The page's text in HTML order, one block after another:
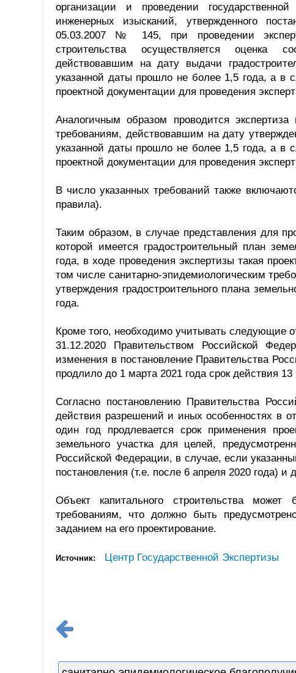
организации и проведении
инженерных изысканий, утвержденного
05.03.2007 № 145, при проведении
строительства осуществляется оценка
действовавшим на дату выдачи
указанной даты прошло не более 1,5 года, а в
проектной документации для проведения
Аналогичным образом проводится
требованиям, действовавшим на дату
указанной даты прошло не более 1,5 года, а в
проектной документации для проведения
В число указанных требований также
правила).
Таким образом, в случае представления для
которой имеется градостроительный план
года, в ходе проведения экспертизы такая
том числе санитарно-эпидемиологическим
утверждения градостроительного плана
года.
Кроме того, необходимо учитывать следующие
31.12.2020 Правительством Российской
изменения в постановление Правительства
продлило до 1 марта 2021 года срок действия
Согласно постановлению Правительства
действия разрешений и иных особенностях в
один год продлевается срок применения
земельного участка для целей,
Российской Федерации, в случае, если
постановления (т.е. после 6 апреля 2020 года) и
Объект капитального строительства
требованиям, что должно быть
заданием на его проектирование.
Источник: Центр Государственной Экспертизы